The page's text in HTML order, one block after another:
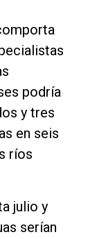
podría
y tres
en seis
ríos
julio y
serían